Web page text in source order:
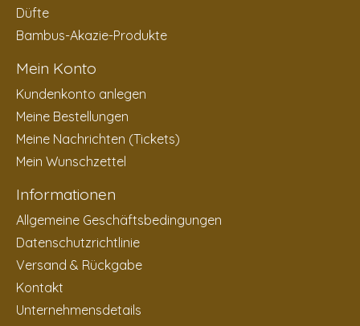
Düfte
Bambus-Akazie-Produkte
Mein Konto
Kundenkonto anlegen
Meine Bestellungen
Meine Nachrichten (Tickets)
Mein Wunschzettel
Informationen
Allgemeine Geschäftsbedingungen
Datenschutzrichtlinie
Versand & Rückgabe
Kontakt
Unternehmensdetails